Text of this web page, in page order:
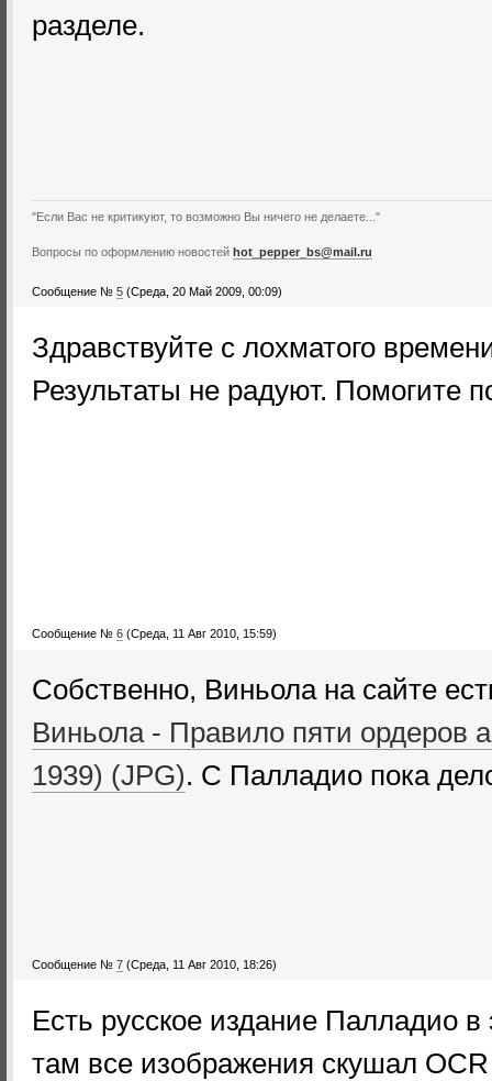
разделе.
"Если Вас не критикуют, то возможно Вы ничего не делаете..."
Вопросы по оформлению новостей hot_pepper_bs@mail.ru
Сообщение № 5 (Среда, 20 Май 2009, 00:09)
Здравствуйте с лохматого
Результаты не радуют. Помогите
Сообщение № 6 (Среда, 11 Авг 2010, 15:59)
Собственно, Виньола на сайте
Виньола - Правило пяти ордеров
1939) (JPG). С Палладио пока
Сообщение № 7 (Среда, 11 Авг 2010, 18:26)
Есть русское издание Палладио
там все изображения скушал